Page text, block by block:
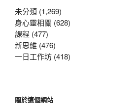
字:
未分類 (1,269)
身心靈相關 (628)
課程 (477)
新思維 (476)
一日工作坊 (418)
關於這個網站